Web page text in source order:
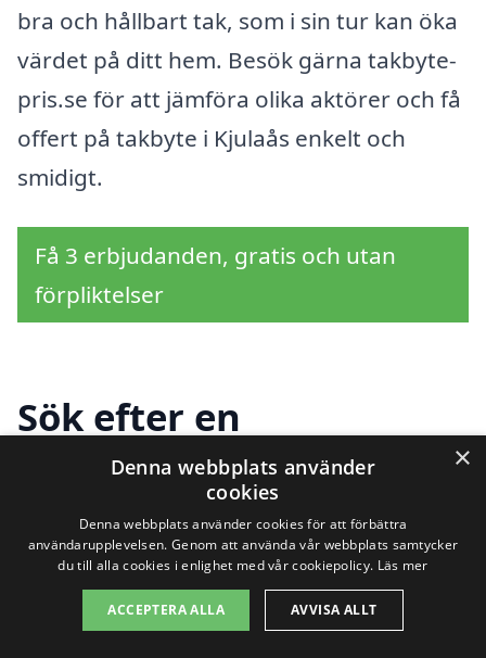
bra och hållbart tak, som i sin tur kan öka
värdet på ditt hem. Besök gärna takbyte-
pris.se för att jämföra olika aktörer och få
offert på takbyte i Kjulaås enkelt och
smidigt.
Få 3 erbjudanden, gratis och utan
förpliktelser
Sök efter en
professionell för
takbyte i andra städer
nära Kjulaås
×
Denna webbplats använder
cookies
Denna webbplats använder cookies för att förbättra
användarupplevelsen. Genom att använda vår webbplats samtycker
du till alla cookies i enlighet med vår cookiepolicy. Läs mer
ACCEPTERA ALLA AVVISA ALLT